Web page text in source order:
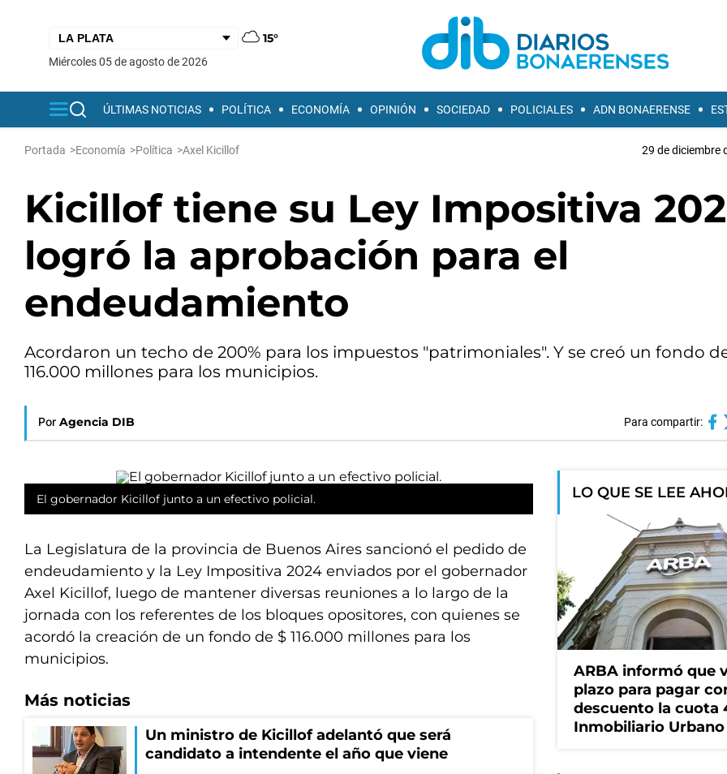
15°
miércoles 05 de agosto de 2026
ÚLTIMAS NOTICIAS POLÍTICA ECONOMÍA OPINIÓN SOCIEDAD POLICIALES ADN BONAERENSE
Portada >Economía >Política >Axel Kicillof 29 de diciembre
Kicillof tiene su Ley Impositiva
logró la aprobación para el
endeudamiento
Acordaron un techo de 200% para los impuestos "patrimoniales". Y se creó un fondo
116.000 millones para los municipios.
Por Agencia DIB Para compartir:
El gobernador Kicillof junto a un efectivo policial.
La Legislatura de la provincia de Buenos Aires sancionó el pedido de
endeudamiento y la Ley Impositiva 2024 enviados por el gobernador
Axel Kicillof, luego de mantener diversas reuniones a lo largo de la
jornada con los referentes de los bloques opositores, con quienes se
acordó la creación de un fondo de $ 116.000 millones para los
municipios.
Más noticias
Un ministro de Kicillof adelantó que será
candidato a intendente el año que viene
LO QUE SE LEE
ARBA informó que
plazo para pagar
descuento la cuota
Inmobiliario Urbano